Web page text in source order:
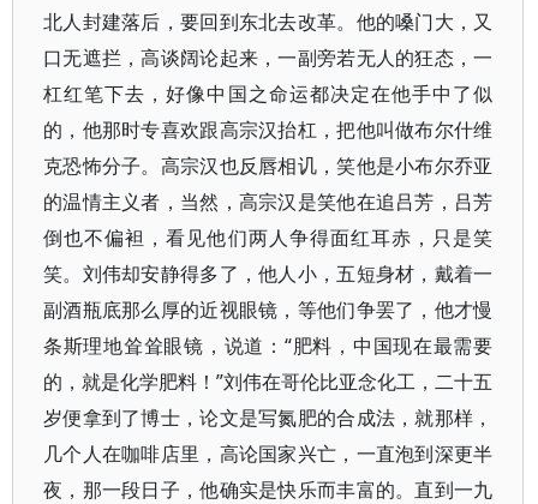
北人封建落后，要回到东北去改革。他的嗓门大，又
口无遮拦，高谈阔论起来，一副旁若无人的狂态，一
杠红笔下去，好像中国之命运都决定在他手中了似
的，他那时专喜欢跟高宗汉抬杠，把他叫做布尔什维
克恐怖分子。高宗汉也反唇相讥，笑他是小布尔乔亚
的温情主义者，当然，高宗汉是笑他在追吕芳，吕芳
倒也不偏袒，看见他们两人争得面红耳赤，只是笑
笑。刘伟却安静得多了，他人小，五短身材，戴着一
副酒瓶底那么厚的近视眼镜，等他们争罢了，他才慢
条斯理地耸耸眼镜，说道：“肥料，中国现在最需要
的，就是化学肥料！”刘伟在哥伦比亚念化工，二十五
岁便拿到了博士，论文是写氮肥的合成法，就那样，
几个人在咖啡店里，高论国家兴亡，一直泡到深更半
夜，那一段日子，他确实是快乐而丰富的。直到一九